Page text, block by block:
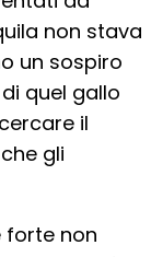
non stava
un sospiro
quel gallo
il
gli
forte non